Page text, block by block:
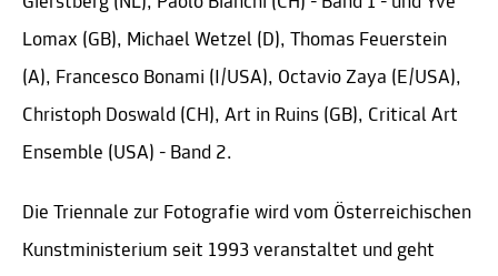
Lomax (GB), Michael Wetzel (D), Thomas Feuerstein
(A), Francesco Bonami (I/USA), Octavio Zaya (E/USA),
Christoph Doswald (CH), Art in Ruins (GB), Critical Art
Ensemble (USA) - Band 2.
Die Triennale zur Fotografie wird vom Österreichischen
Kunstministerium seit 1993 veranstaltet und geht